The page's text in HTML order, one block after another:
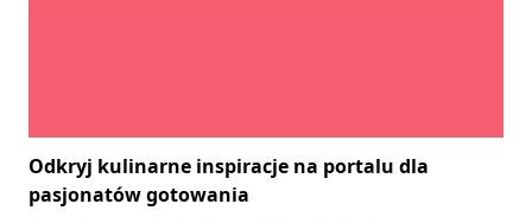
Odkryj kulinarne inspiracje na portalu dla
pasjonatów gotowania